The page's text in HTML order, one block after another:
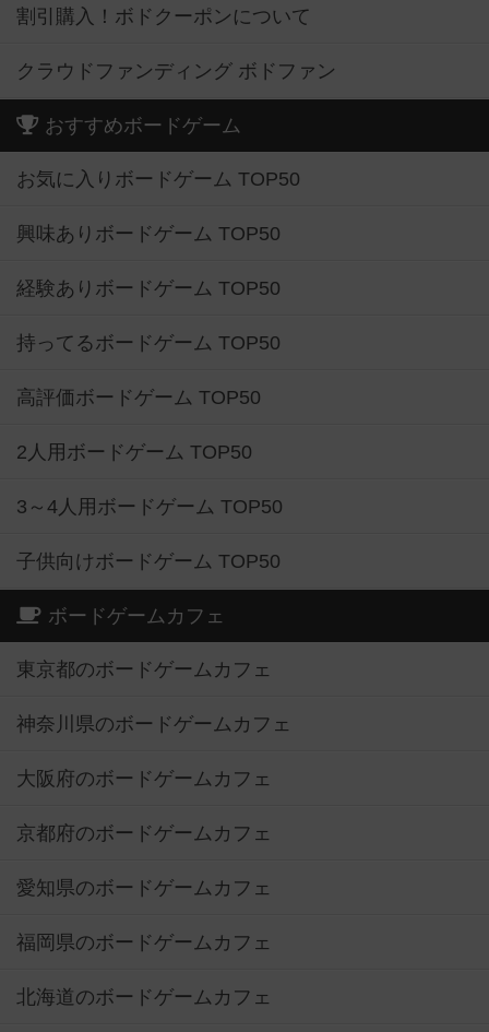
割引購入！ボドクーポンについて
クラウドファンディング ボドファン
おすすめボードゲーム
お気に入りボードゲーム TOP50
興味ありボードゲーム TOP50
経験ありボードゲーム TOP50
持ってるボードゲーム TOP50
高評価ボードゲーム TOP50
2人用ボードゲーム TOP50
3～4人用ボードゲーム TOP50
子供向けボードゲーム TOP50
ボードゲームカフェ
東京都のボードゲームカフェ
神奈川県のボードゲームカフェ
大阪府のボードゲームカフェ
京都府のボードゲームカフェ
愛知県のボードゲームカフェ
福岡県のボードゲームカフェ
北海道のボードゲームカフェ